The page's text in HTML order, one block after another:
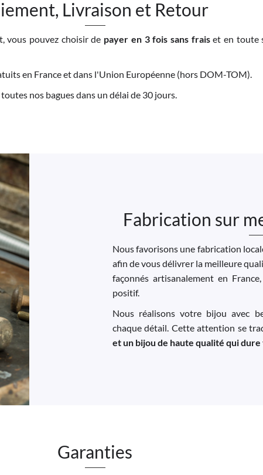
Livraison et Retour
vous pouvez choisir de payer en 3 fois sans fraiset en toute
en France et dans l'Union Européenne (hors DOM-TOM).
nos bagues dans un délai de 30 jours.
Fabrication sur
Nous favorisons une fabrication
afin de vous délivrer la meilleure
façonnés artisanalement en
positif.
Nous réalisons votre bijou avec
chaque détail. Cette attention se
et un bijou de haute qualité qui
Garanties